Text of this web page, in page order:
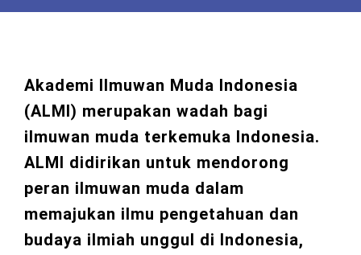
Akademi Ilmuwan Muda Indonesia
(ALMI) merupakan wadah bagi
ilmuwan muda terkemuka Indonesia.
ALMI didirikan untuk mendorong
peran ilmuwan muda dalam
memajukan ilmu pengetahuan dan
budaya ilmiah unggul di Indonesia,